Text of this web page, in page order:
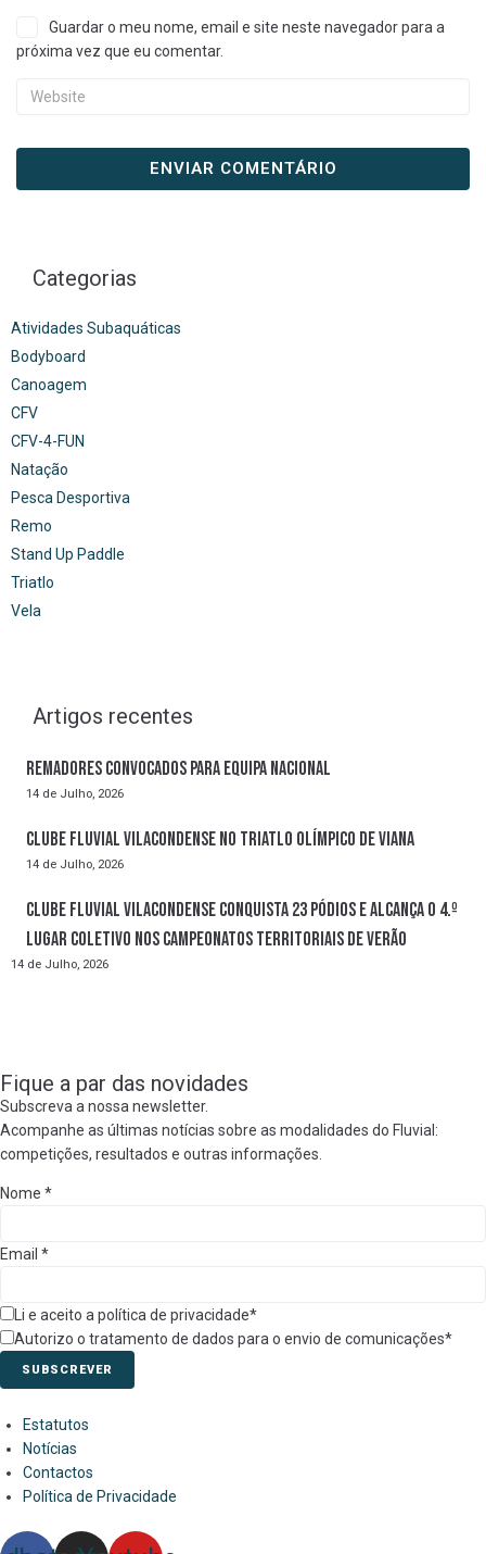
Guardar o meu nome, email e site neste navegador para a
próxima vez que eu comentar.
Categorias
Atividades Subaquáticas
Bodyboard
Canoagem
CFV
CFV-4-FUN
Natação
Pesca Desportiva
Remo
Stand Up Paddle
Triatlo
Vela
Artigos recentes
Remadores convocados para Equipa Nacional
14 de Julho, 2026
Clube Fluvial Vilacondense no Triatlo Olímpico de Viana
14 de Julho, 2026
Clube Fluvial Vilacondense conquista 23 pódios e alcança o 4.º
lugar coletivo nos Campeonatos Territoriais de Verão
14 de Julho, 2026
Fique a par das novidades
Subscreva a nossa newsletter.
Acompanhe as últimas notícias sobre as modalidades do Fluvial:
competições, resultados e outras informações.
Nome *
Email *
Li e aceito a política de privacidade*
Autorizo o tratamento de dados para o envio de comunicações*
SUBSCREVER
Estatutos
Notícias
Contactos
Política de Privacidade